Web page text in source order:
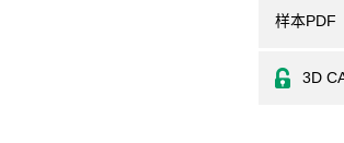
样本PDF
3D